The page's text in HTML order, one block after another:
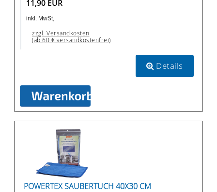
11,90 EUR
inkl. MwSt,
zzgl. Versandkosten
(ab 60 € versandkostenfrei)
Details
POWERTEX SAUBERTUCH 40X30 CM